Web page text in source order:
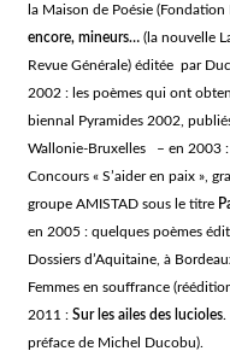
la Maison de Poésie
encore, mineurs… (la nouvelle
Revue Générale) éditée par
2002 : les poèmes qui ont
biennal Pyramides 2002,
Wallonie-Bruxelles – en 2003
Concours « S’aider en paix »,
groupe AMISTAD sous le titre
en 2005 : quelques poèmes
Dossiers d’Aquitaine, à
Femmes en souffrance
2011 :Sur les ailes des lucioles.
préface de Michel Ducobu).